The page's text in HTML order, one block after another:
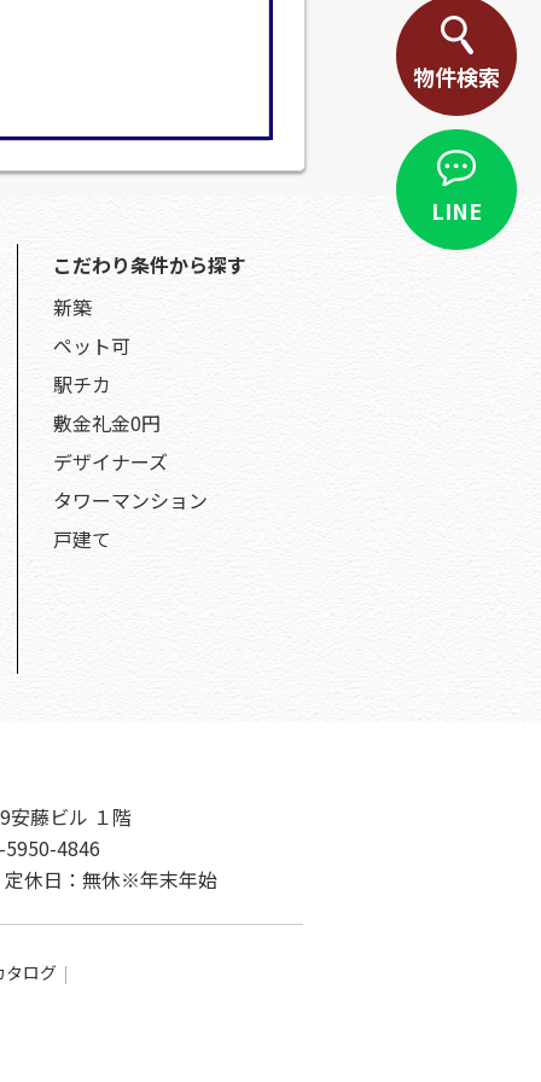
物件検索
LINE
こだわり条件から探す
新築
ペット可
駅チカ
敷金礼金0円
デザイナーズ
タワーマンション
戸建て
安藤ビル １階
5950-4846
休日：無休※年末年始
タログ